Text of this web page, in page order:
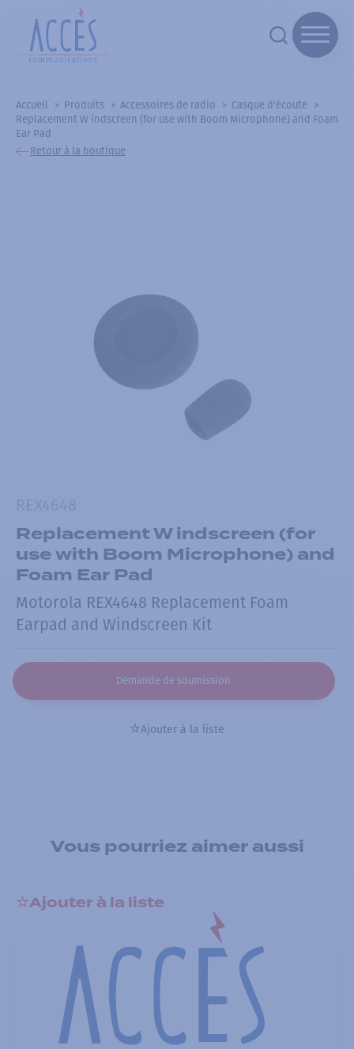
Accueil Produits Accessoires de radio
Casque d'écoute
Replacement W indscreen (for use with Boom Microphone) and Foam
Ear Pad
Retour à la boutique
Replacement W indscreen (for
use with Boom Microphone) and
Foam Ear Pad
Motorola REX4648 Replacement Foam
Earpad and Windscreen Kit
Demande de soumission
Ajouter à la liste
Vous pourriez aimer aussi
Ajouter à la liste